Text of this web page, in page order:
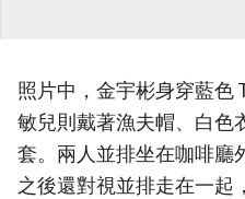
照片中，金宇彬身穿藍色
敏兒則戴著漁夫帽、白色
套。兩人並排坐在咖啡廳
之後還對視並排走在一起